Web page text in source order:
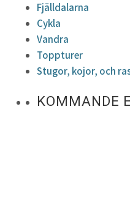
Fjälldalarna
Cykla
Vandra
Toppturer
Stugor, kojor, och
KOMMANDE